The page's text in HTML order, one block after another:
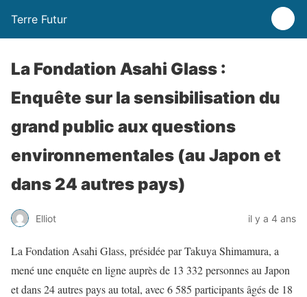
Terre Futur
La Fondation Asahi Glass :
Enquête sur la sensibilisation du
grand public aux questions
environnementales (au Japon et
dans 24 autres pays)
Elliot il y a 4 ans
La Fondation Asahi Glass, présidée par Takuya Shimamura, a
mené une enquête en ligne auprès de 13 332 personnes au Japon
et dans 24 autres pays au total, avec 6 585 participants âgés de 18